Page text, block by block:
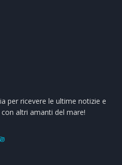
per ricevere le ultime notizie e
altri amanti del mare!